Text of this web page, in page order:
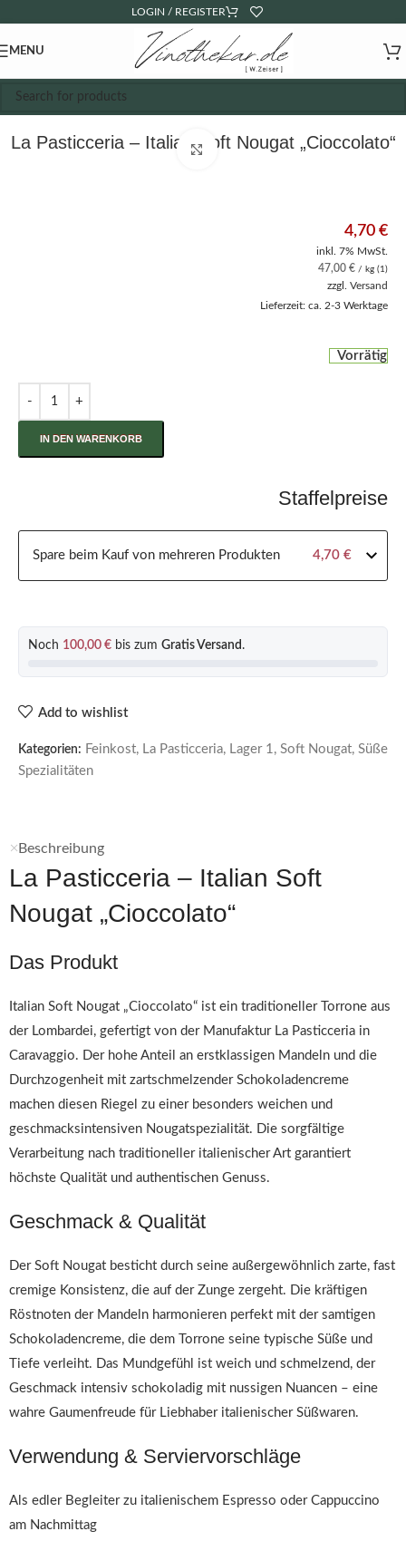
LOGIN / REGISTER
MENU
La Pasticceria – Italian Soft Nougat „Cioccolato“
Click to enlarge
4,70 €
inkl. 7% MwSt.
47,00 € / kg (1)
zzgl. Versand
Lieferzeit: ca. 2-3 Werktage
Vorrätig
IN DEN WARENKORB
Staffelpreise
Spare beim Kauf von mehreren Produkten 4,70 €
Noch 100,00 € bis zum Gratis Versand .
Add to wishlist
Kategorien: Feinkost, La Pasticceria, Lager 1, Soft Nougat, Süße
Spezialitäten
Beschreibung
La Pasticceria – Italian Soft
Nougat „Cioccolato“
Das Produkt
Italian Soft Nougat „Cioccolato“ ist ein traditioneller Torrone aus
der Lombardei, gefertigt von der Manufaktur La Pasticceria in
Caravaggio. Der hohe Anteil an erstklassigen Mandeln und die
Durchzogenheit mit zartschmelzender Schokoladencreme
machen diesen Riegel zu einer besonders weichen und
geschmacksintensiven Nougatspezialität. Die sorgfältige
Verarbeitung nach traditioneller italienischer Art garantiert
höchste Qualität und authentischen Genuss.
Geschmack & Qualität
Der Soft Nougat besticht durch seine außergewöhnlich zarte, fast
cremige Konsistenz, die auf der Zunge zergeht. Die kräftigen
Röstnoten der Mandeln harmonieren perfekt mit der samtigen
Schokoladencreme, die dem Torrone seine typische Süße und
Tiefe verleiht. Das Mundgefühl ist weich und schmelzend, der
Geschmack intensiv schokoladig mit nussigen Nuancen – eine
wahre Gaumenfreude für Liebhaber italienischer Süßwaren.
Verwendung & Serviervorschläge
Als edler Begleiter zu italienischem Espresso oder Cappuccino
am Nachmittag